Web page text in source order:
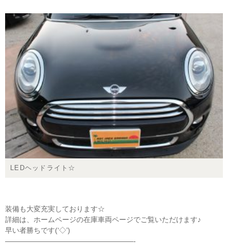
LEDヘッドライト☆
装備も大変充実しております☆
詳細は、ホームページの在庫車両ページでご覧いただけます♪
早い者勝ちです(‘◇’)ゞ
——————————————————-